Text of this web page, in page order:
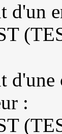
d'un
d'une
: